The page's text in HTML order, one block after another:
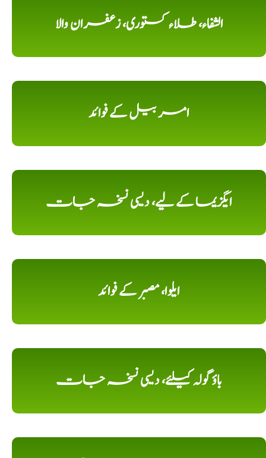
الشفاء، طلاء کستوری، زعفران والا
امر بیل کے فوائد
ایگزیما کے لیے، دیسی نسخہ جات
ایلوا، مصبر کے فوائد
باؤ گولہ کیلئے، دیسی نسخہ جات